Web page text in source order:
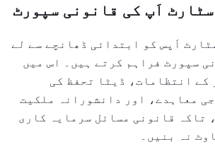
اَپ کی قانونی سپورٹ
اَپس کو ابتدائی ڈھانچے سے لے
سپورٹ فراہم کرتے ہیں۔ اس میں
کے انتظامات، ڈیٹا تحفظ کی
معاہدے، اور دانشورانہ ملکیت
تاکہ قانونی مسائل سرمایہ کاری
نہ بنیں۔